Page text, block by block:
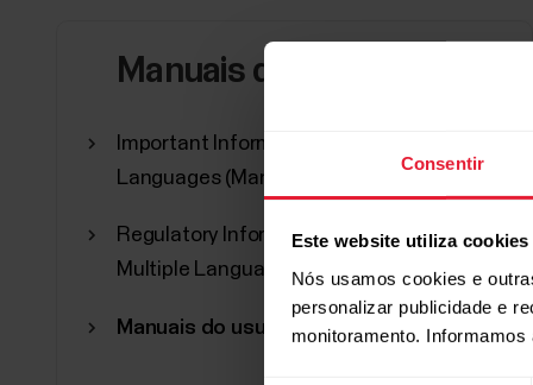
Consentir
Este website utiliza cookies
Nós usamos cookies e
personalizar publicidade e
monitoramento.
Manuais do usuário
Important Information in Multiple
Languages (Manual em PDF)
Regulatory Information for Polar H9 in
Multiple Languages (Manual em PDF)
Manuais do usuário em outros idiomas